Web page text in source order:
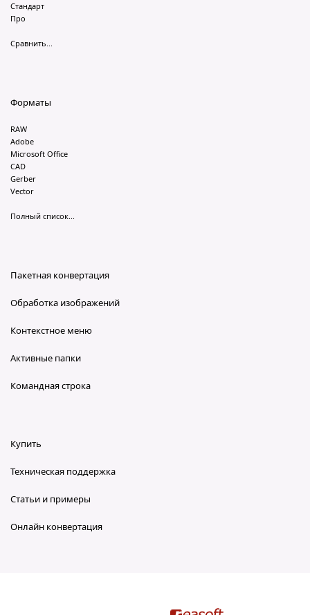
Стандарт
Про
Сравнить...
Форматы
RAW
Adobe
Microsoft Office
CAD
Gerber
Vector
Полный список...
Пакетная конвертация
Обработка изображений
Контекстное меню
Активные папки
Командная строка
Купить
Техническая поддержка
Статьи и примеры
Онлайн конвертация